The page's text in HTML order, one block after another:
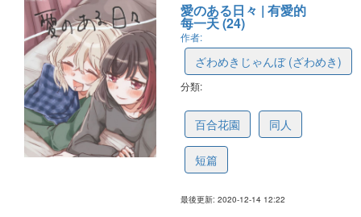
愛のある日々 | 有愛的
每一天 (24)
作者:
ざわめきじゃんぼ (ざわめき)
分類:
百合花園 同人
短篇
最後更新: 2020-12-14 12:22